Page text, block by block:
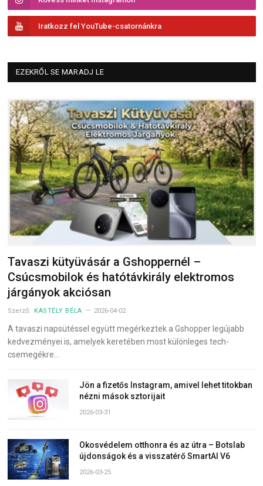
Iratkozz fel YouTube-csatornánkra
EZEKRŐL SE MARADJ LE
Tavaszi kütyüvásár a Gshoppernél –
Csúcsmobilok és hatótávkirály elektromos
járgányok akciósan
Szerző: KASTÉLY BÉLA 2026-04-02
A tavaszi napsütéssel együtt megérkeztek a Gshopper legújabb
kedvezményei is, amelyek keretében most különleges tech-
csemegékre…
Jön a fizetős Instagram, amivel lehet titokban
nézni mások sztorijait
2026-03-31
Okosvédelem otthonra és az útra – Botslab
újdonságok és a visszatérő SmartAI V6
2026-03-25